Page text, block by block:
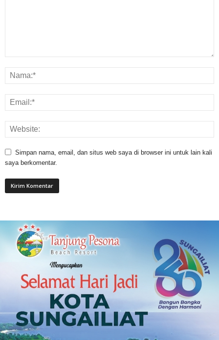
Simpan nama, email, dan situs web saya di browser ini untuk lain kali
saya berkomentar.